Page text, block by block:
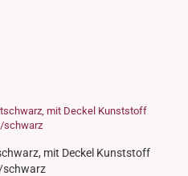
mit Deckel Kunststoff
schwarz